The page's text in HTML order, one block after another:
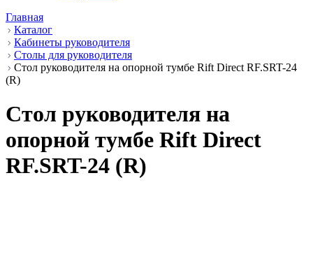
Главная
Каталог
Кабинеты руководителя
Столы для руководителя
Стол руководителя на опорной тумбе Rift Direct RF.SRT-24
(R)
Стол руководителя на
опорной тумбе Rift Direct
RF.SRT-24 (R)